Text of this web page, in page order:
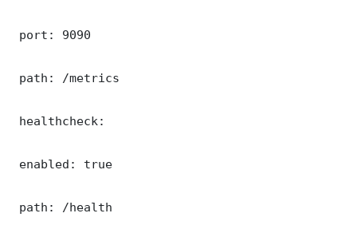
port: 9090
path: /metrics
healthcheck:
enabled: true
path: /health